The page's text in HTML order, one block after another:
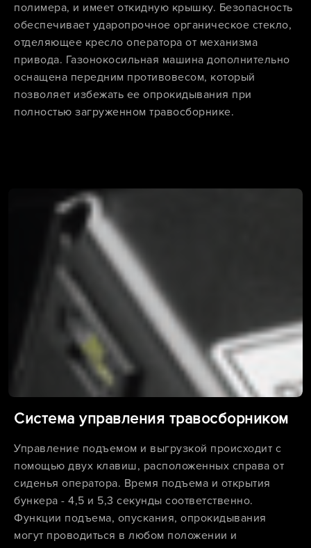
полимера, и имеет откидную крышку. Безопасность
обеспечивает ударопрочное органическое стекло,
отделяющее кресло оператора от механизма
привода. Газонокосильная машина дополнительно
оснащена передним противовесом, который
позволяет избежать ее опрокидывания при
полностью загруженном травосборнике.
Система управления травосборником
Управление подъемом и выгрузкой происходит с
помощью двух клавиш, расположенных справа от
сиденья оператора. Время подъема и открытия
бункера - 4,5 и 5,3 секунды соответственно.
Функции подъема, опускания, опрокидывания
могут проводиться в любом положении и